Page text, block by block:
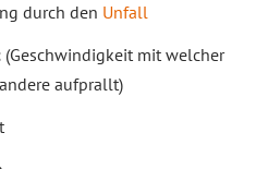
durch den Unfall
(Geschwindigkeit mit welcher
aufprallt)